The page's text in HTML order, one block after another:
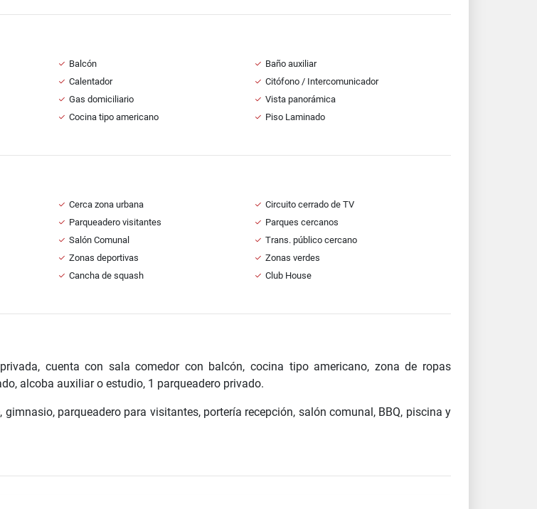
Balcón
Baño auxiliar
Calentador
Citófono / Intercomunicador
Gas domiciliario
Vista panorámica
Cocina tipo americano
Piso Laminado
Cerca zona urbana
Circuito cerrado de TV
Parqueadero visitantes
Parques cercanos
Salón Comunal
Trans. público cercano
Zonas deportivas
Zonas verdes
Cancha de squash
Club House
cuenta con sala comedor con balcón, cocina tipo americano, zona de ropas
alcoba auxiliar o estudio, 1 parqueadero privado.
parqueadero para visitantes, portería recepción, salón comunal, BBQ, piscina y